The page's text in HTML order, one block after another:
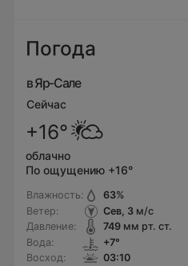
Погода
в Яр-Сале
Сейчас
+16°
облачно
По ощущению +16°
Влажность:
Ветер:
Давление:
Вода:
Восход:
63%
Сев, 3м/с
749мм рт. ст.
+7°
03:10